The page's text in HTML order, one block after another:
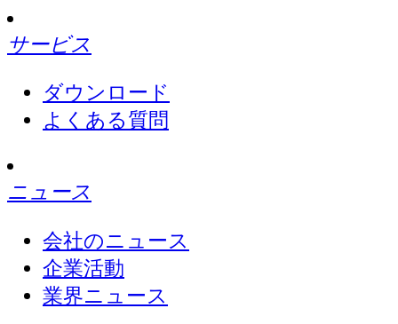
サービス
ダウンロード
よくある質問
ニュース
会社のニュース
企業活動
業界ニュース